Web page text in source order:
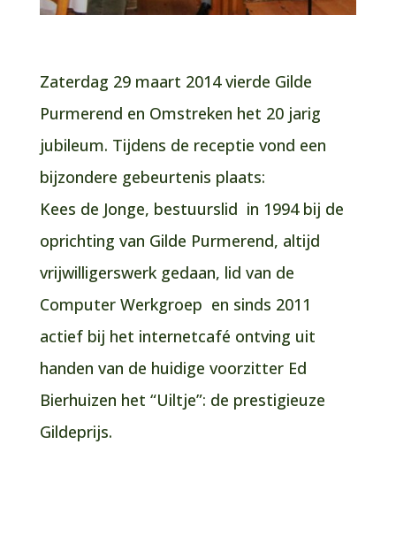
Zaterdag 29 maart 2014 vierde Gilde
Purmerend en Omstreken het 20 jarig
jubileum. Tijdens de receptie vond een
bijzondere gebeurtenis plaats:
Kees de Jonge, bestuurslid in 1994 bij de
oprichting van Gilde Purmerend, altijd
vrijwilligerswerk gedaan, lid van de
Computer Werkgroep en sinds 2011
actief bij het internetcafé ontving uit
handen van de huidige voorzitter Ed
Bierhuizen het “Uiltje”: de prestigieuze
Gildeprijs.